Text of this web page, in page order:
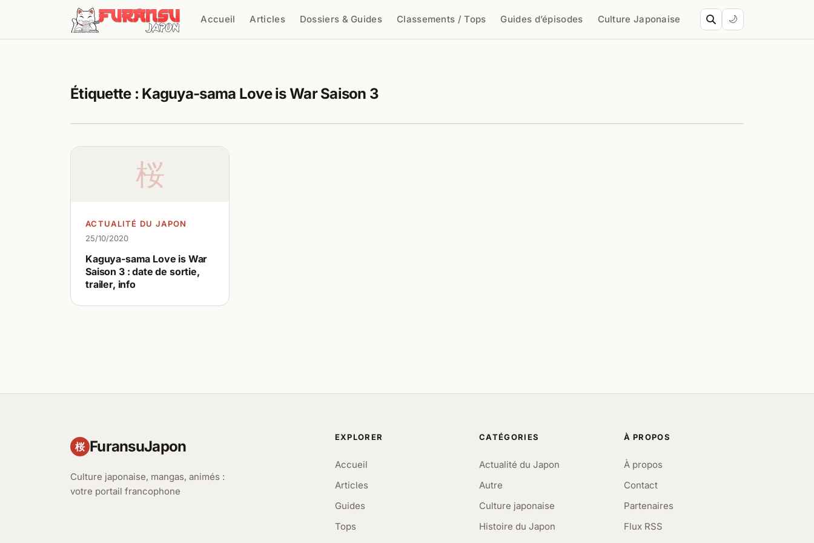
Aller au contenu
Accueil Articles Dossiers & Guides Classements / Tops Guides d’épisodes Culture Japonaise 🌙
Étiquette : Kaguya-sama Love is War Saison 3
桜
ACTUALITÉ DU JAPON
25/10/2020
Kaguya-sama Love is War
Saison 3 : date de sortie,
trailer, info
桜 FuransuJapon
Culture japonaise, mangas, animés :
votre portail francophone
EXPLORER
Accueil
Articles
Guides
Tops
CATÉGORIES
Actualité du Japon
Autre
Culture japonaise
Histoire du Japon
À PROPOS
À propos
Contact
Partenaires
Flux RSS